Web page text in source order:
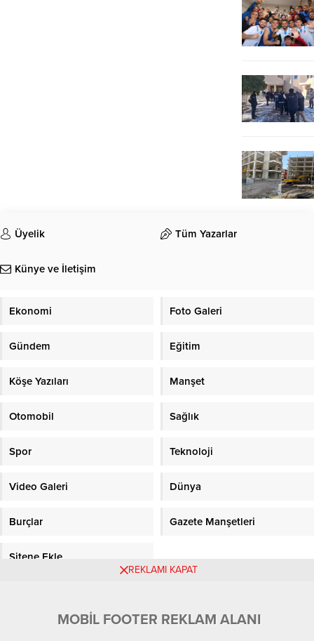
Üyelik Tüm Yazarlar
Künye ve İletişim
Ekonomi Foto Galeri
Gündem Eğitim
Köşe Yazıları Manşet
Otomobil Sağlık
Spor Teknoloji
Video Galeri Dünya
Burçlar Gazete Manşetleri
Sitene Ekle
REKLAMI KAPAT
MOBİL FOOTER REKLAM ALANI